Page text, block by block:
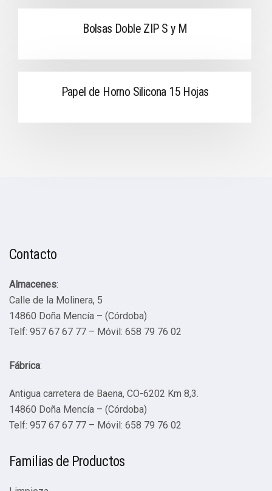
Bolsas Doble ZIP S y M
Papel de Horno Silicona 15 Hojas
Contacto
Almacenes:
Calle de la Molinera, 5
14860 Doña Mencía – (Córdoba)
Telf: 957 67 67 77 – Móvil: 658 79 76 02
Fábrica:
Antigua carretera de Baena, CO-6202 Km 8,3.
14860 Doña Mencía – (Córdoba)
Telf: 957 67 67 77 – Móvil: 658 79 76 02
Familias de Productos